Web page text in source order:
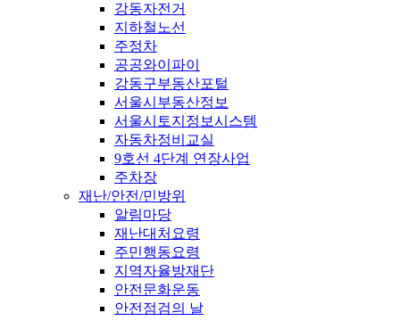
강동자전거
지하철노선
주정차
공공와이파이
강동구부동산포털
서울시부동산정보
서울시토지정보시스템
자동차정비교실
9호선 4단계 연장사업
주차장
재난/안전/민방위
알림마당
재난대처요령
주민행동요령
지역자율방재단
안전문화운동
안전점검의 날